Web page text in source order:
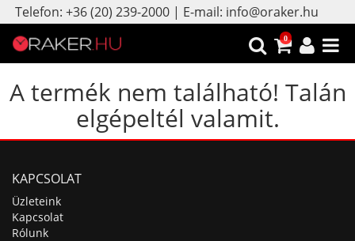
Telefon: +36 (20) 239-2000 | E-mail: info@oraker.hu
0
A termék nem található! Talán
elgépeltél valamit.
KAPCSOLAT
Üzleteink
Kapcsolat
Rólunk